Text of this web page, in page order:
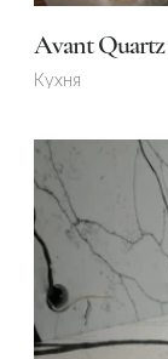
Avant Quartz
Кухня